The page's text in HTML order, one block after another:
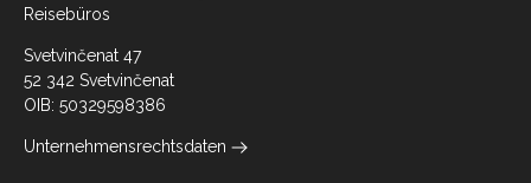
Reisebüros
Svetvinčenat 47
52 342 Svetvinčenat
OIB: 50329598386
Unternehmensrechtsdaten